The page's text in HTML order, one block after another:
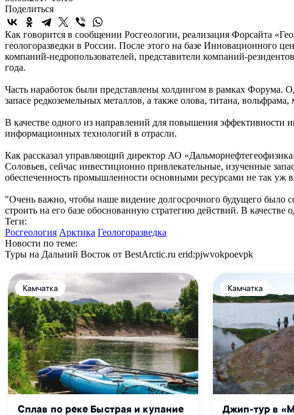
Поделиться
Как говорится в сообщении Росгеологии, реализация Форсайта
геологоразведки в России. После этого на базе Инновационного
компаний-недропользователей, представители компаний-
года.
Часть наработок были представлены холдингом в рамках Форума.
запасе редкоземельных металлов, а также олова, титана,
В качестве одного из направлений для повышения эффективности
информационных технологий в отрасли.
Как рассказал управляющий директор АО
Соловьев, сейчас инвестиционно привлекательные, изученные
обеспеченность промышленности основными ресурсами не так уж
"Очень важно, чтобы наше видение долгосрочного будущего было
строить на его базе обоснованную стратегию действий. В
Теги:
Росгеология Арктика Геологоразведка
Новости по теме:
Туры на Дальний Восток от BestArctic.ru erid:pjwvokpoevpk